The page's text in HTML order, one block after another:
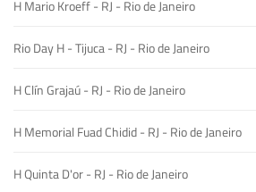
H Mario Kroeff - RJ - Rio de Janeiro
Rio Day H - Tijuca - RJ - Rio de Janeiro
H Clín Grajaú - RJ - Rio de Janeiro
H Memorial Fuad Chidid - RJ - Rio de Janeiro
H Quinta D'or - RJ - Rio de Janeiro